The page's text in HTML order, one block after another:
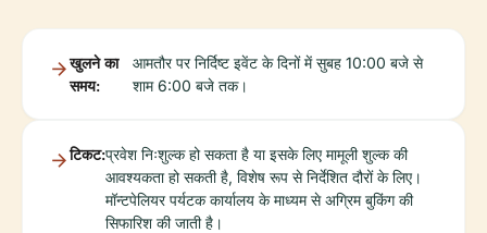
खुलने का
समय:
आमतौर पर निर्दिष्ट इवेंट के दिनों में सुबह 10:00 बजे से
शाम 6:00 बजे तक।
टिकट:प्रवेश निःशुल्क हो सकता है या इसके लिए मामूली शुल्क की
आवश्यकता हो सकती है, विशेष रूप से निर्देशित दौरों के लिए।
मॉन्टपेलियर पर्यटक कार्यालय के माध्यम से अग्रिम बुकिंग की
सिफारिश की जाती है।